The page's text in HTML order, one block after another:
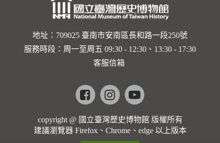
地址：709025 臺南市安南區長和路一段250號
服務時段：周一至周五 09:30 - 12:30、13:30 - 17:30
客服信箱
Facebookinstagramyoutube
copyright @ 國立臺灣歷史博物館 版權所有
建議瀏覽器 Firefox、Chrome、edge 以上版本